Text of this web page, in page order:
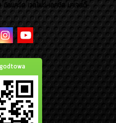
อัลพาร์ด เวลไฟร์ เลกซัส มาเจสตี้